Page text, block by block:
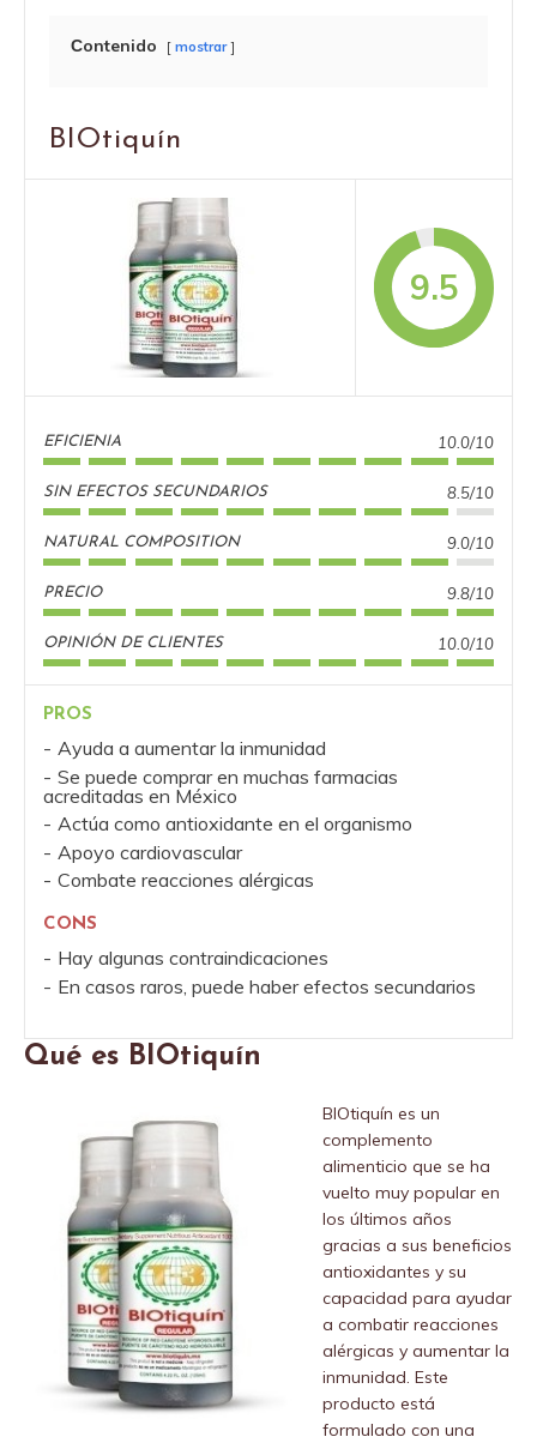
Сontenido mostrar
BIOtiquín
9.5
EFICIENIA 10.0/10
SIN EFECTOS SECUNDARIOS 8.5/10
NATURAL COMPOSITION 9.0/10
PRECIO 9.8/10
OPINIÓN DE CLIENTES 10.0/10
PROS
Ayuda a aumentar la inmunidad
Se puede comprar en muchas farmacias
acreditadas en México
Actúa como antioxidante en el organismo
Apoyo cardiovascular
Combate reacciones alérgicas
CONS
Hay algunas contraindicaciones
En casos raros, puede haber efectos secundarios
Qué es BIOtiquín
BIOtiquín es un
complemento
alimenticio que se ha
vuelto muy popular en
los últimos años
gracias a sus beneficios
antioxidantes y su
capacidad para ayudar
a combatir reacciones
alérgicas y aumentar la
inmunidad. Este
producto está
formulado con una